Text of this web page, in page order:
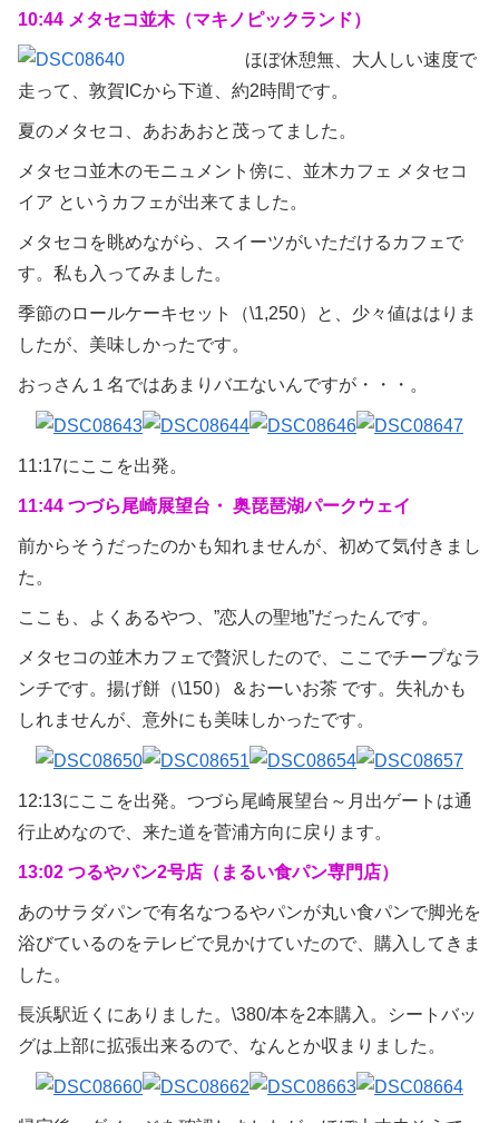
10:44 メタセコ並木（マキノピックランド）
ほぼ休憩無、大人しい速度で
走って、敦賀ICから下道、約2時間です。
夏のメタセコ、あおあおと茂ってました。
メタセコ並木のモニュメント傍に、並木カフェ メタセコ
イア というカフェが出来てました。
メタセコを眺めながら、スイーツがいただけるカフェで
す。私も入ってみました。
季節のロールケーキセット（\1,250）と、少々値ははりま
したが、美味しかったです。
おっさん１名ではあまりバエないんですが・・・。
11:17にここを出発。
11:44 つづら尾崎展望台・ 奥琵琶湖パークウェイ
前からそうだったのかも知れませんが、初めて気付きまし
た。
ここも、よくあるやつ、”恋人の聖地”だったんです。
メタセコの並木カフェで贅沢したので、ここでチープなラ
ンチです。揚げ餅（\150）＆おーいお茶 です。失礼かも
しれませんが、意外にも美味しかったです。
12:13にここを出発。つづら尾崎展望台～月出ゲートは通
行止めなので、来た道を菅浦方向に戻ります。
13:02 つるやパン2号店（まるい食パン専門店）
あのサラダパンで有名なつるやパンが丸い食パンで脚光を
浴びているのをテレビで見かけていたので、購入してきま
した。
長浜駅近くにありました。\380/本を2本購入。シートバッ
グは上部に拡張出来るので、なんとか収まりました。